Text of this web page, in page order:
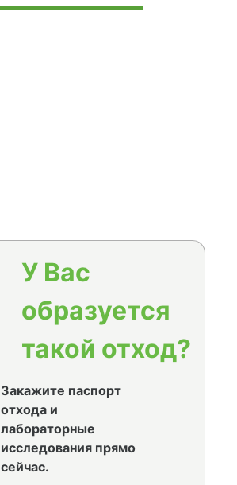
У Вас
образуется
такой отход?
Закажите паспорт
отхода и
лабораторные
исследования прямо
сейчас.